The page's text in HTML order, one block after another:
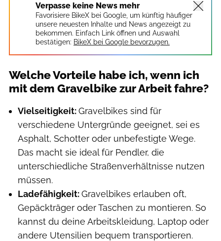
Verpasse keine News mehr
Favorisiere BikeX bei Google, um künftig häufiger
unsere neuesten Inhalte und News angezeigt zu
bekommen. Einfach Link öffnen und Auswahl
bestätigen: BikeX bei Google bevorzugen.
Welche Vorteile habe ich, wenn ich
mit dem Gravelbike zur Arbeit fahre?
Vielseitigkeit:Gravelbikes sind für
verschiedene Untergründe geeignet, sei es
Asphalt, Schotter oder unbefestigte Wege.
Das macht sie ideal für Pendler, die
unterschiedliche Straßenverhältnisse nutzen
müssen.
Ladefähigkeit:Gravelbikes erlauben oft,
Gepäckträger oder Taschen zu montieren. So
kannst du deine Arbeitskleidung, Laptop oder
andere Utensilien bequem transportieren.